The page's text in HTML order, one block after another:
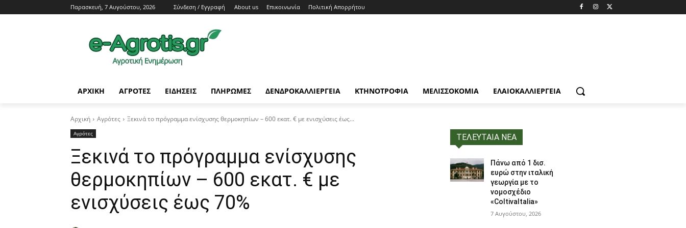
Παρασκευή, 7 Αυγούστου, 2026 Σύνδεση / Εγγραφή About us Επικοινωνία Πολιτική Απορρήτου
ΑΡΧΙΚΗ AΓΡΟΤΕΣ ΕΙΔΗΣΕΙΣ ΠΛΗΡΩΜΕΣ ΔΕΝΔΡΟΚΑΛΛΙΕΡΓΕΙΑ ΚΤΗΝΟΤΡΟΦΙΑ ΜΕΛΙΣΣΟΚΟΜΙΑ ΕΛΑΙΟΚΑΛΛΙΈΡΓΕΙΑ
Αρχική Αγρότες Ξεκινά το πρόγραμμα ενίσχυσης θερμοκηπίων – 600 εκατ. € με ενισχύσεις έως...
Αγρότες
Ξεκινά το πρόγραμμα ενίσχυσης
θερμοκηπίων – 600 εκατ. € με
ενισχύσεις έως 70%
ΤΕΛΕΥΤΑΙΑ ΝΕΑ
Πάνω από 1 δισ.
ευρώ στην ιταλική
γεωργία με το
νομοσχέδιο
«ColtivaItalia»
7 Αυγούστου, 2026